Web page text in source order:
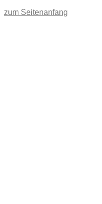
zum Seitenanfang